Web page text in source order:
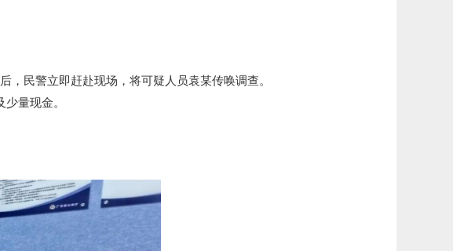
民警立即赶赴现场，将可疑人员袁某传唤调查。
量现金。